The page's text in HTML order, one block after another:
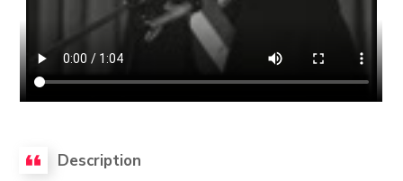
Description